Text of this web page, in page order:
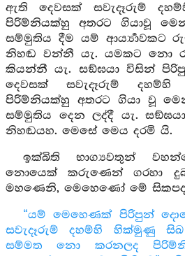
ඇති දෙවසක් සවැදෑරුම්
පිරිම්නියක්හු අතරට ගියාවූ
සම්මුතිය දීම යම්
නිහඬ වන්නී යැ. යමකට නො
කියන්නී යැ. සඞ්ඝයා විසින්
දෙවසක් සවැදෑරුම්
පිරිම්නියක්හු අතරට ගියා වූ
සම්මුතිය දෙන ලද්දී යැ.
නිහඬයහ. මෙසේ මෙය දරමි යි.
ඉක්බිති භාග්‍යවතුන්
නොයෙක් කරුණෙන් ගරහා
මහණෙනි, මෙහෙණෝ මේ
“යම් මෙහෙණක් පිරිපුන්
සවැදෑරුම් දහම්හි හික්මුණු
සම්මත නො කරනලද